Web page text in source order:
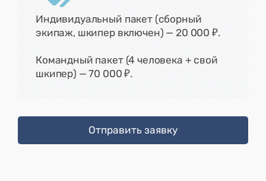
Индивидуальный пакет (сборный
экипаж, шкипер включен) — 20 000 ₽.
Командный пакет (4 человека + свой
шкипер) — 70 000 ₽.
Отправить заявку